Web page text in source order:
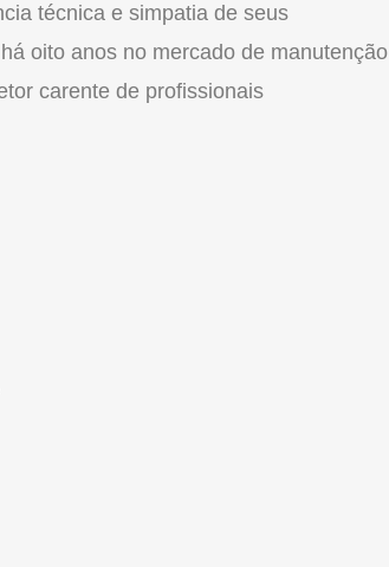
técnica e simpatia de seus
oito anos no mercado de manutenção
carente de profissionais